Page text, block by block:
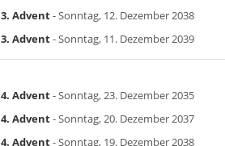
3. Advent- Sonntag, 12. Dezember 2038
3. Advent- Sonntag, 11. Dezember 2039
4. Advent- Sonntag, 23. Dezember 2035
4. Advent- Sonntag, 20. Dezember 2037
4. Advent- Sonntag, 19. Dezember 2038